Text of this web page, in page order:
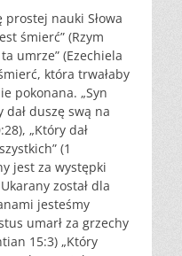
nauki Słowa
śmierć” (Rzym
umrze” (Ezechiela
która trwałaby
pokonana. „Syn
dał duszę swą na
„Który dał
(1
jest za występki
został dla
jesteśmy
umarł za grzechy
15:3) „Który